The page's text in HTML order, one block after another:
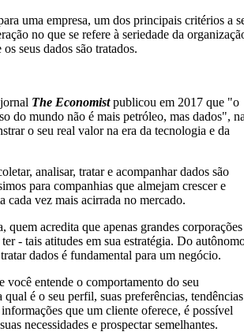
uma empresa, um dos principais critérios a
no que se refere à seriedade da
seus dados são tratados.
The Economistpublicou em 2017 que "o
do mundo não é mais petróleo, mas dados",
o seu real valor na era da tecnologia e da
analisar, tratar e acompanhar dados são
para companhias que almejam crescer e
cada vez mais acirrada no mercado.
quem acredita que apenas grandes corporações
- tais atitudes em sua estratégia. Do
dados é fundamental para um negócio.
você entende o comportamento do seu
é o seu perfil, suas preferências, tendências
que um cliente oferece, é possível
necessidades e prospectar semelhantes.